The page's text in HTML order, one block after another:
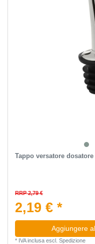
Tappo versatore
RRP 2,79 €
2,19 € *
Aggiungere
* IVA inclusaescl. Spedizione